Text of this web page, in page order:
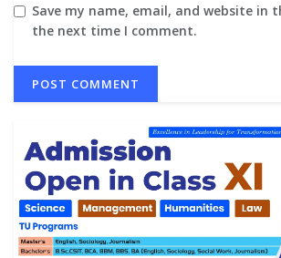
Save my name, email, and website in
the next time I comment.